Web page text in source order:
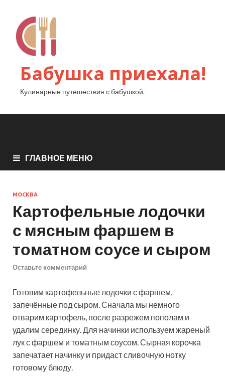
Бабушка приехала!
Кулинарные путешествия с бабушкой.
ГЛАВНОЕ МЕНЮ
МОСКВА
Картофельные лодочки
с мясным фаршем в
томатном соусе и сыром
Оставьте комментарий
Готовим картофельные лодочки с фаршем,
запечённые под сыром. Сначала мы немного
отварим картофель, после разрежем пополам и
удалим серединку. Для начинки используем жареный
лук с фаршем и томатным соусом. Сырная корочка
запечатает начинку и придаст сливочную нотку
готовому блюду.